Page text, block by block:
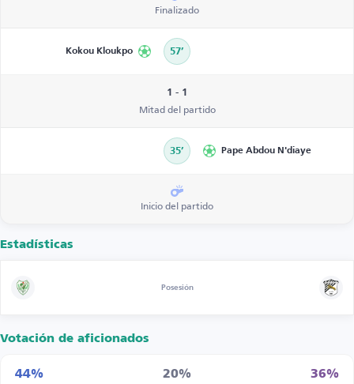
Finalizado
Kokou Kloukpo 57’
1 - 1
Mitad del partido
35’ Pape Abdou N'diaye
Inicio del partido
Estadísticas
Posesión
Votación de aficionados
44% 20% 36%